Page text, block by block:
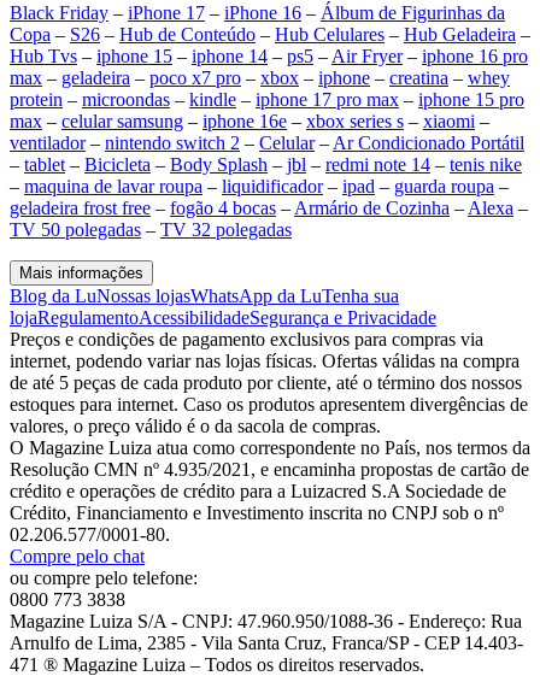
Black Friday – iPhone 17 – iPhone 16 – Álbum de Figurinhas da
Copa – S26 – Hub de Conteúdo – Hub Celulares – Hub Geladeira –
Hub Tvs – iphone 15 – iphone 14 – ps5 – Air Fryer– iphone 16 pro
max – geladeira – poco x7 pro – xbox – iphone – creatina – whey
protein – microondas – kindle – iphone 17 pro max – iphone 15 pro
max – celular samsung – iphone 16e – xbox series s – xiaomi –
ventilador– nintendo switch 2 – Celular– Ar Condicionado Portátil
– tablet – Bicicleta – Body Splash – jbl – redmi note 14 – tenis nike
– maquina de lavar roupa – liquidificador– ipad – guarda roupa –
geladeira frost free – fogão 4 bocas – Armário de Cozinha – Alexa –
TV 50 polegadas – TV 32 polegadas
Mais informações
Blog da LuNossas lojasWhatsApp da LuTenha sua
lojaRegulamentoAcessibilidadeSegurança e Privacidade
Preços e condições de pagamento exclusivos para compras via
internet, podendo variar nas lojas físicas. Ofertas válidas na compra
de até 5 peças de cada produto por cliente, até o término dos nossos
estoques para internet. Caso os produtos apresentem divergências de
valores, o preço válido é o da sacola de compras.
O Magazine Luiza atua como correspondente no País, nos termos da
Resolução CMN nº 4.935/2021, e encaminha propostas de cartão de
crédito e operações de crédito para a Luizacred S.A Sociedade de
Crédito, Financiamento e Investimento inscrita no CNPJ sob o nº
02.206.577/0001-80.
Compre pelo chat
ou compre pelo telefone:
0800 773 3838
Magazine Luiza S/A - CNPJ: 47.960.950/1088-36 - Endereço: Rua
Arnulfo de Lima, 2385 - Vila Santa Cruz, Franca/SP - CEP 14.403-
471 ® Magazine Luiza – Todos os direitos reservados.